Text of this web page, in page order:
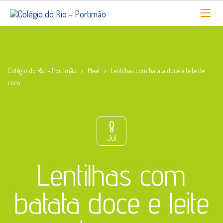
Colégio do Rio - Portimão > Meal > Lentilhas com batata doce e leite de
coco
8
Jul
Lentilhas com
batata doce e leite